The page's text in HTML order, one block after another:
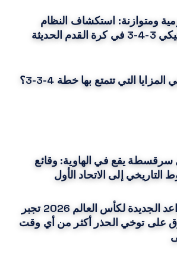
ومتوازنة: استكشاف النظام
القدم الحديثة
التي تتمتع بها خطة 4-3-3؟
سرقسطة يقع في الهاوية: وقائع
التاريخي إلى الاتحاد الأول
القواعد الجديدة لكأس العالم 2026 تجبر
على توخي الحذر أكثر من أي وقت